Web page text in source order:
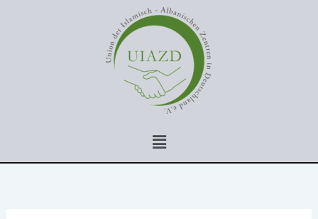
Menü